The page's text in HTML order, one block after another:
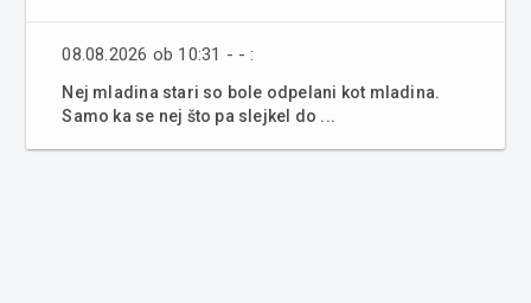
08.08.2026 ob 10:31 - - :
Nej mladina stari so bole odpelani kot mladina.
Samo ka se nej što pa slejkel do ...